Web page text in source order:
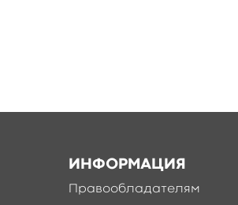
ИНФОРМАЦИЯ
Правообладателям